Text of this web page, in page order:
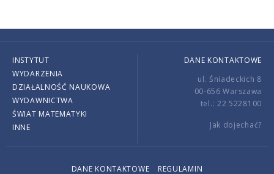
INSTYTUT
WYDARZENIA
DZIAŁALNOŚĆ NAUKOWA
WYDAWNICTWA
ŚWIAT MATEMATYKI
INNE
DANE KONTAKTOWE
ul. Śniadeckich 8
00-656 Warszawa
tel.: 22 5228100
Jak dojechać?
DANE KONTAKTOWE REGULAMIN